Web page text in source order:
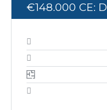
€148.000 CE: D